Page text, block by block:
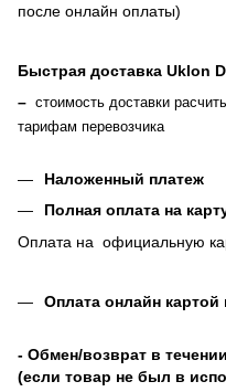
после онлайн оплаты)
Быстрая доставка Uklon
– стоимость доставки
тарифам перевозчика
Наложенный платеж
Полная оплата на
Оплата на официальную
Оплата онлайн
- Обмен/возврат в
(если товар не был в